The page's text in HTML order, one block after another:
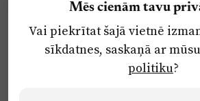
Privātuma politika
Ētikas kodekss
Mēs cienām tavu
Vai piekrītat šajā vietnē
sīkdatnes, saskaņā ar mūsu
politiku?